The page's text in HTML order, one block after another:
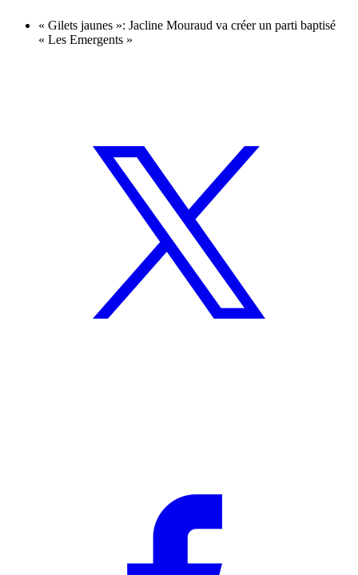
« Gilets jaunes »: Jacline Mouraud va créer un parti baptisé
« Les Emergents »